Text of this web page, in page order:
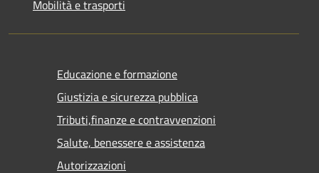
Mobilità e trasporti
Educazione e formazione
Giustizia e sicurezza pubblica
Tributi,finanze e contravvenzioni
Salute, benessere e assistenza
Autorizzazioni